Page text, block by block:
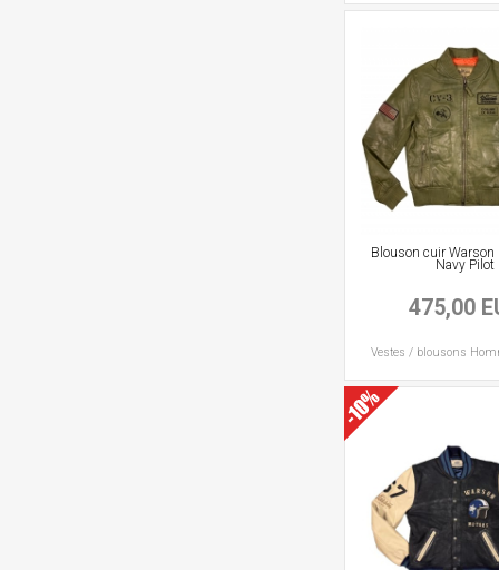
Blouson cuir Warson
Navy Pilot
475,00
Vestes / blousons